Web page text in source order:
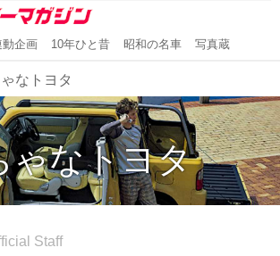
動企画 10年ひと昔 昭和の名車 写真蔵
なトヨタ
ゃなトヨタ
Staff